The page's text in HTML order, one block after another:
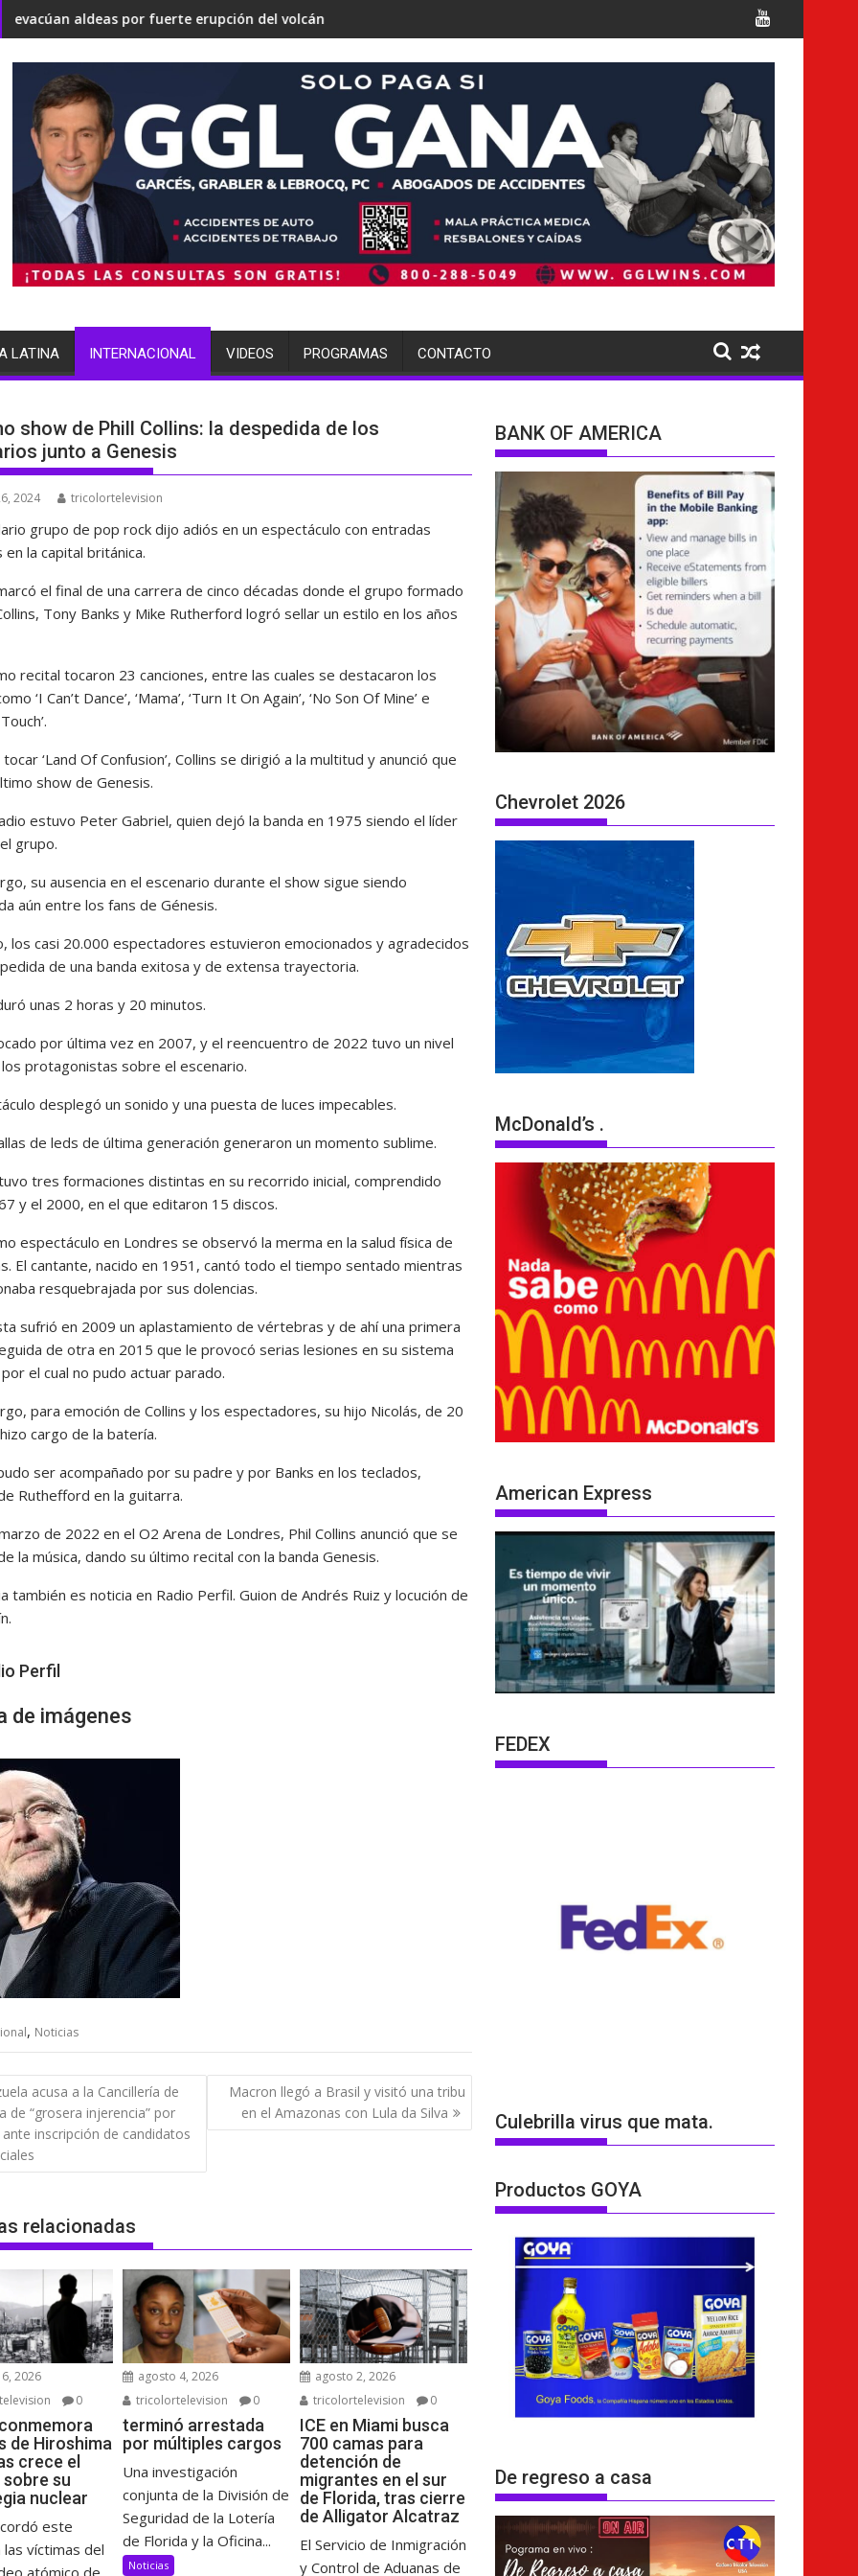
en una 'Gaza silenciosa'
sobre su estrategia nuclear
por fuerte erupción del volcán de Fuegoterminó arrestada por múltiples cargos Italia confirma la muerte de 7 nacionales
LATINA INTERNACIONAL VIDEOS PROGRAMAS CONTACTO
show de Phill Collins: la despedida de los
junto a Genesis
2024 tricolortelevision
grupo de pop rock dijo adiós en un espectáculo con entradas
la capital británica.
el final de una carrera de cinco décadas donde el grupo formado
Tony Banks y Mike Rutherford logró sellar un estilo en los años
recital tocaron 23 canciones, entre las cuales se destacaron los
‘I Can’t Dance’, ‘Mama’, ‘Turn It On Again’, ‘No Son Of Mine’ e
‘Land Of Confusion’, Collins se dirigió a la multitud y anunció que
show de Genesis.
estuvo Peter Gabriel, quien dejó la banda en 1975 siendo el líder
grupo.
su ausencia en el escenario durante el show sigue siendo
aún entre los fans de Génesis.
los casi 20.000 espectadores estuvieron emocionados y agradecidos
de una banda exitosa y de extensa trayectoria.
unas 2 horas y 20 minutos.
por última vez en 2007, y el reencuentro de 2022 tuvo un nivel
protagonistas sobre el escenario.
desplegó un sonido y una puesta de luces impecables.
de leds de última generación generaron un momento sublime.
tres formaciones distintas en su recorrido inicial, comprendido
y el 2000, en el que editaron 15 discos.
espectáculo en Londres se observó la merma en la salud física de
El cantante, nacido en 1951, cantó todo el tiempo sentado mientras
resquebrajada por sus dolencias.
sufrió en 2009 un aplastamiento de vértebras y de ahí una primera
de otra en 2015 que le provocó serias lesiones en su sistema
el cual no pudo actuar parado.
para emoción de Collins y los espectadores, su hijo Nicolás, de 20
cargo de la batería.
ser acompañado por su padre y por Banks en los teclados,
Ruthefford en la guitarra.
de 2022 en el O2 Arena de Londres, Phil Collins anunció que se
la música, dando su último recital con la banda Genesis.
también es noticia en Radio Perfil. Guion de Andrés Ruiz y locución de
Perfil
de imágenes
, Noticias
acusa a la Cancillería de
de “grosera injerencia” por
inscripción de candidatos
Macron llegó a Brasil y visitó una tribu
en el Amazonas con Lula da Silva
relacionadas
2026
0
de Hiroshima
crece el
su
nuclear
este
las víctimas del
agosto 4, 2026
tricolortelevision
0
terminó arrestada
por múltiples cargos
Una investigación
conjunta de la División de
Seguridad de la Lotería
de Florida y la Oficina...
Noticias
agosto 2, 2026
tricolortelevision
0
ICE en Miami busca
700 camas para
detención de
migrantes en el sur
de Florida, tras cierre
de Alligator Alcatraz
El Servicio de Inmigración
y Control de Aduanas de
BANK OF AMERICA
Chevrolet 2026
McDonald’s .
American Express
FEDEX
Culebrilla virus que mata.
Productos GOYA
De regreso a casa